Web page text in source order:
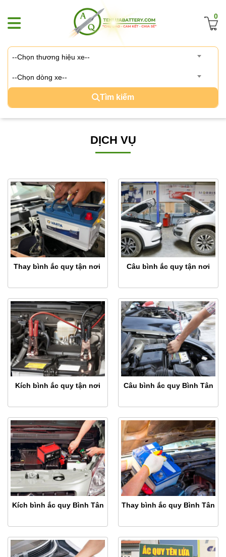
0
--Chọn thương hiệu xe--
--Chọn dòng xe--
Tìm kiếm
DỊCH VỤ
Thay bình ắc quy tận nơi Câu bình ắc quy tận nơi
Kích bình ắc quy tận nơi Câu bình ắc quy Bình Tân
Kích bình ắc quy Bình Tân Thay bình ắc quy Bình Tân